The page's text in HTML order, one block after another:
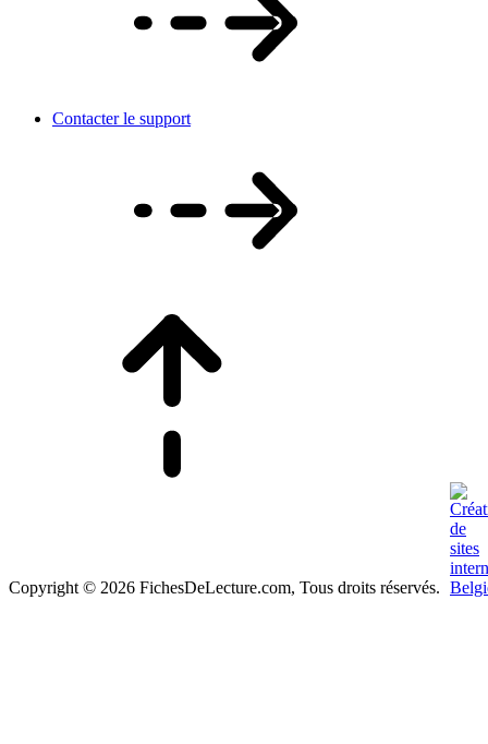
Contacter le support
Copyright © 2026 FichesDeLecture.com, Tous droits réservés.